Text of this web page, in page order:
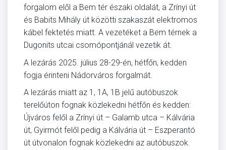
forgalom elől a Bem tér északi oldalát, a Zrínyi út
és Babits Mihály út közötti szakaszát elektromos
kábel fektetés miatt. A vezetéket a Bem térnek a
Dugonits utcai csomópontjánál vezetik át.
A lezárás 2025. július 28-29-én, hétfőn, kedden
fogja érinteni Nádorváros forgalmát.
A lezárás miatt az 1, 1A, 1B jelű autóbuszok
terelőúton fognak közlekedni hétfőn és kedden:
Újváros felől a Zrínyi út – Galamb utca – Kálvária
út, Gyirmót felől pedig a Kálvária út – Eszperantó
út útvonalon fognak közlekedni az autóbuszok.